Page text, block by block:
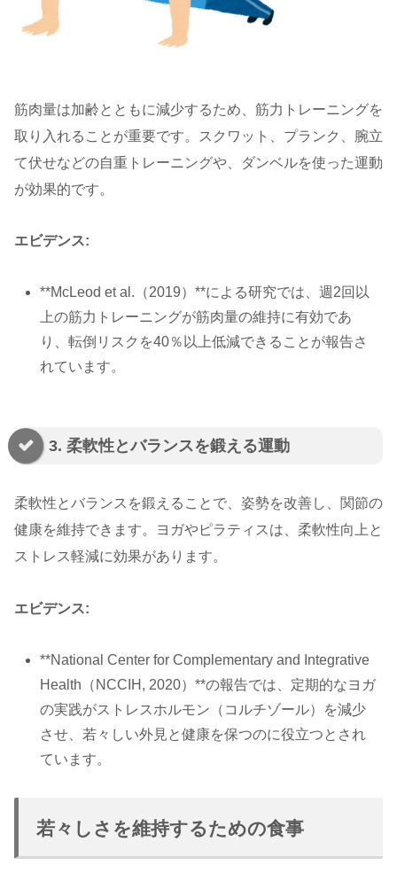
筋肉量は加齢とともに減少するため、筋力トレーニングを
取り入れることが重要です。スクワット、プランク、腕立
て伏せなどの自重トレーニングや、ダンベルを使った運動
が効果的です。
エビデンス:
**McLeod et al.（2019）**による研究では、週2回以
上の筋力トレーニングが筋肉量の維持に有効であ
り、転倒リスクを40％以上低減できることが報告さ
れています。
3. 柔軟性とバランスを鍛える運動
柔軟性とバランスを鍛えることで、姿勢を改善し、関節の
健康を維持できます。ヨガやピラティスは、柔軟性向上と
ストレス軽減に効果があります。
エビデンス:
**National Center for Complementary and Integrative
Health（NCCIH, 2020）**の報告では、定期的なヨガ
の実践がストレスホルモン（コルチゾール）を減少
させ、若々しい外見と健康を保つのに役立つとされ
ています。
若々しさを維持するための食事